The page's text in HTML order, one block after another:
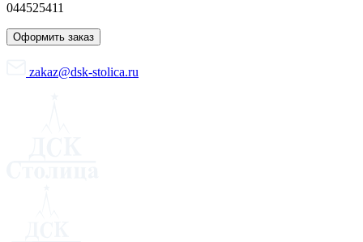
044525411
Оформить заказ
zakaz@dsk-stolica.ru